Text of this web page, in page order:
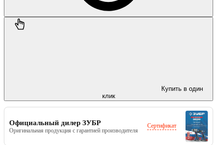
Купить в один
клик
Официальный дилер ЗУБР
Оригинальная продукция с гарантией производителя
Сертификат